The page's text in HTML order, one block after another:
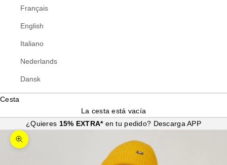
Français
English
Italiano
Nederlands
Dansk
Cesta
La cesta está vacía
¿Quieres 15% EXTRA* en tu pedido? Descarga APP
Zoom